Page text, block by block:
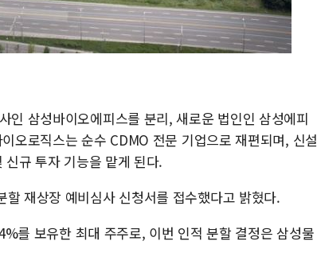
인 삼성바이오에피스를 분리, 새로운 법인인 삼성에피
오로직스는 순수 CDMO 전문 기업으로 재편되며, 신설
규 투자 기능을 맡게 된다.
재상장 예비심사 신청서를 접수했다고 밝혔다.
를 보유한 최대 주주로, 이번 인적 분할 결정은 삼성물